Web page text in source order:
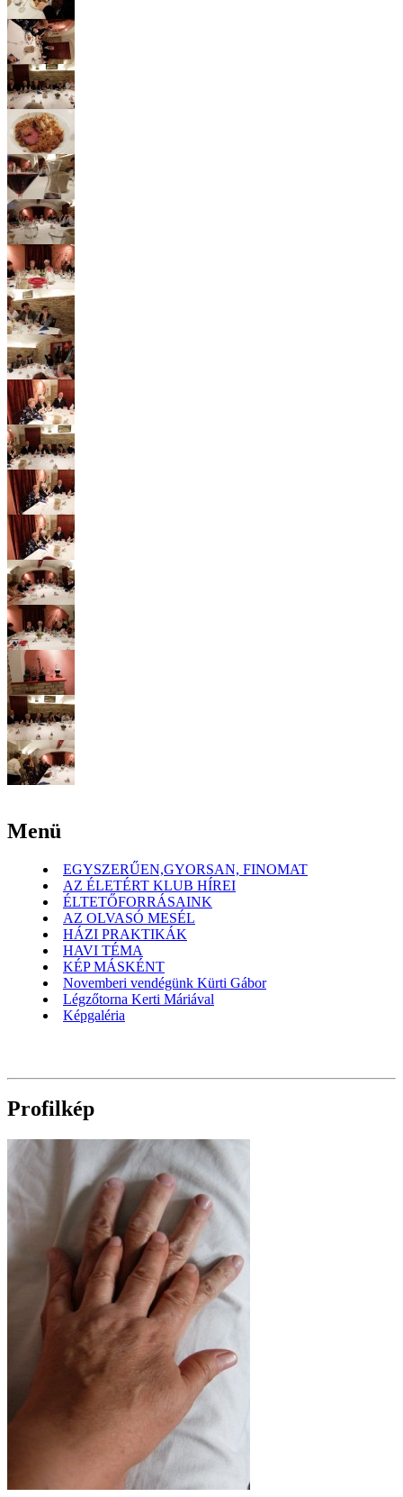
Menü
EGYSZERŰEN,GYORSAN, FINOMAT
AZ ÉLETÉRT KLUB HÍREI
ÉLTETŐFORRÁSAINK
AZ OLVASÓ MESÉL
HÁZI PRAKTIKÁK
HAVI TÉMA
KÉP MÁSKÉNT
Novemberi vendégünk Kürti Gábor
Légzőtorna Kerti Máriával
Képgaléria
Profilkép